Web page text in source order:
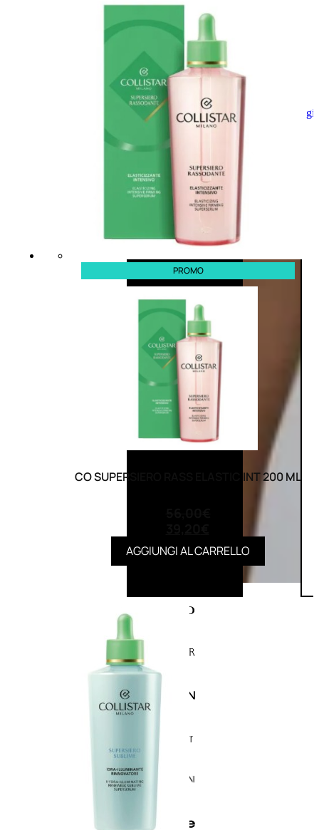
Aggiungi
PROMO
CO SUPERSIERO RASS ELASTIC INT 200 ML
AGGIUNGI AL CARRELLO